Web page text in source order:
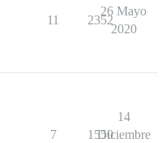
11 2352
26 Mayo
2020
7 1550
14
Diciembre